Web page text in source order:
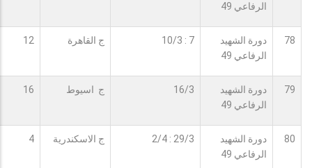
الرفاعي 49
78
دورة الشهيد
الرفاعي 49
7 : 10/3 ج القاهرة 12
79
دورة الشهيد
الرفاعي 49
16/3 ج اسيوط 16
80
دورة الشهيد
الرفاعي 49
29/3 : 2/4 ج الاسكندرية 4